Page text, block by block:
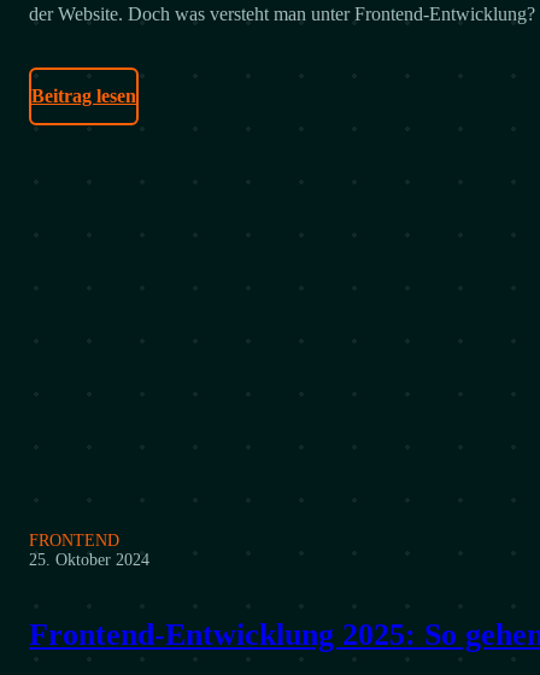
der Website. Doch was versteht man unter Frontend-
Beitrag lesen
FRONTEND
25. Oktober 2024
Frontend-Entwicklung 2025: So